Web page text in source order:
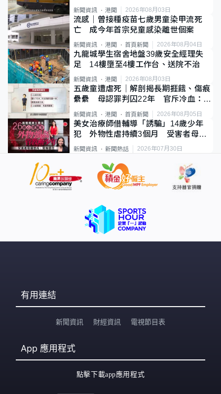
新聞資訊 港聞 2026年08月03日
流感｜曾接種疫苗七歲男童染甲流死
亡 成今年首宗兒童感染離世個案
新聞資訊 港聞 首頁新聞 2026年08月04日
九龍城學生宿舍地盤39歲安全經理失
足 14樓墮至4樓工作台、送院不治
新聞資訊 港聞 2026年08月03日
五歲童遭虐死｜解剖揭長期捱餓、傷痕
纍纍 母認罪判囚22年 官斥冷血：同
類案最惡劣
新聞資訊 港聞 首頁新聞 2026年08月05日
美女治療師借輔導「誘騙」14歲少年
犯 外物性虐持續3個月 受害者母：
要保護其他人
新聞資訊 新聞熱話 2026年07月30日
有用連結
新聞資訊 財經資訊 電視節目表
App 應用程式
點擊下載app應用程式